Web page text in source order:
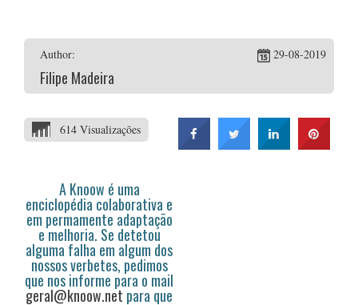
Author:
Filipe Madeira
29-08-2019
614 Visualizações
A Knoow é uma
enciclopédia colaborativa e
em permamente adaptação
e melhoria. Se detetou
alguma falha em algum dos
nossos verbetes, pedimos
que nos informe para o mail
geral@knoow.net para que